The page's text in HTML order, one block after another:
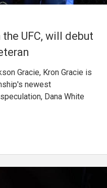
UFC, will debut
Gracie, Kron Gracie is
newest
Dana White